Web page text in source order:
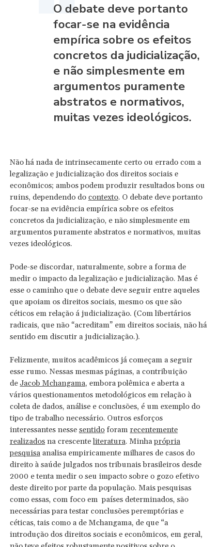
O debate deve portanto
focar-se na evidência
empírica sobre os efeitos
concretos da judicialização,
e não simplesmente em
argumentos puramente
abstratos e normativos,
muitas vezes ideológicos.
Não há nada de intrinsecamente certo ou errado com a
legalização e judicialização dos direitos sociais e
econômicos; ambos podem produzir resultados bons ou
ruins, dependendo do contexto. O debate deve portanto
focar-se na evidência empírica sobre os efeitos
concretos da judicialização, e não simplesmente em
argumentos puramente abstratos e normativos, muitas
vezes ideológicos.
Pode-se discordar, naturalmente, sobre a forma de
medir o impacto da legalização e judicialização. Mas é
esse o caminho que o debate deve seguir entre aqueles
que apoiam os direitos sociais, mesmo os que são
céticos em relação á judicialização. (Com libertários
radicais, que não “acreditam” em direitos sociais, não há
sentido em discutir a judicialização.).
Felizmente, muitos acadêmicos já começam a seguir
esse rumo. Nessas mesmas páginas, a contribuição
de Jacob Mchangama, embora polêmica e aberta a
vários questionamentos metodológicos em relação à
coleta de dados, análise e conclusões, é um exemplo do
tipo de trabalho necessário. Outros esforços
interessantes nesse sentido foram recentemente
realizados na crescenteliteratura. Minhaprópria
pesquisa analisa empiricamente milhares de casos do
direito à saúde julgados nos tribunais brasileiros desde
2000 e tenta medir o seu impacto sobre o gozo efetivo
deste direito por parte da população. Mais pesquisas
como essas, com foco em países determinados, são
necessárias para testar conclusões peremptórias e
céticas, tais como a de Mchangama, de que “a
introdução dos direitos sociais e econômicos, em geral,